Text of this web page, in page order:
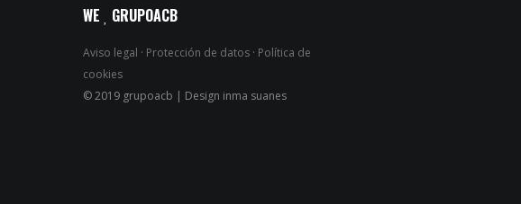
WE GRUPOACB
Aviso legal · Protección de datos · Política de
cookies
© 2019 grupoacb | Design inma suanes